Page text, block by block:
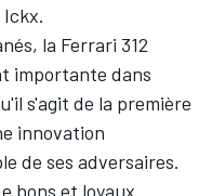
la Ferrari 312
importante dans
s'agit de la première
innovation
de ses adversaires.
bons et loyaux